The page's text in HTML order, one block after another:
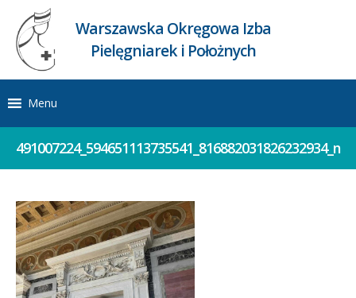
Warszawska Okręgowa Izba
Pielęgniarek i Położnych
Menu
491007224_594651113735541_816882031826232934_n